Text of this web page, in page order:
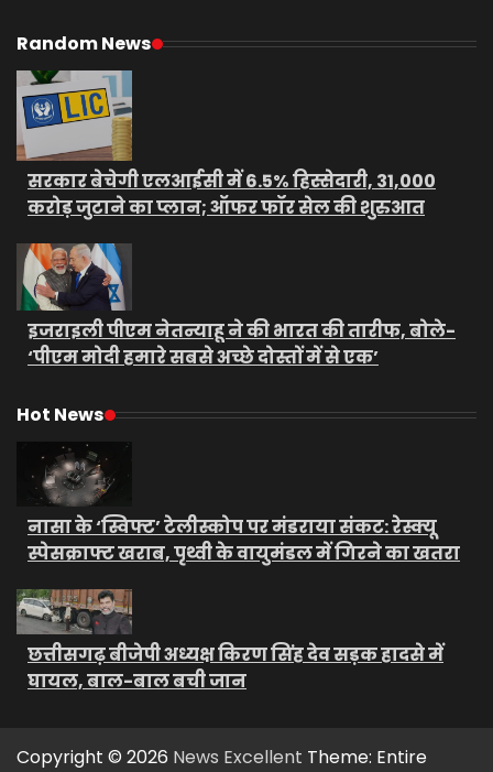
Random News
सरकार बेचेगी एलआईसी में 6.5% हिस्सेदारी, 31,000
करोड़ जुटाने का प्लान; ऑफर फॉर सेल की शुरुआत
इजराइली पीएम नेतन्याहू ने की भारत की तारीफ, बोले-
‘पीएम मोदी हमारे सबसे अच्छे दोस्तों में से एक’
Hot News
नासा के ‘स्विफ्ट’ टेलीस्कोप पर मंडराया संकट: रेस्क्यू
स्पेसक्राफ्ट खराब, पृथ्वी के वायुमंडल में गिरने का खतरा
छत्तीसगढ़ बीजेपी अध्यक्ष किरण सिंह देव सड़क हादसे में
घायल, बाल-बाल बची जान
Copyright © 2026 News Excellent Theme: Entire